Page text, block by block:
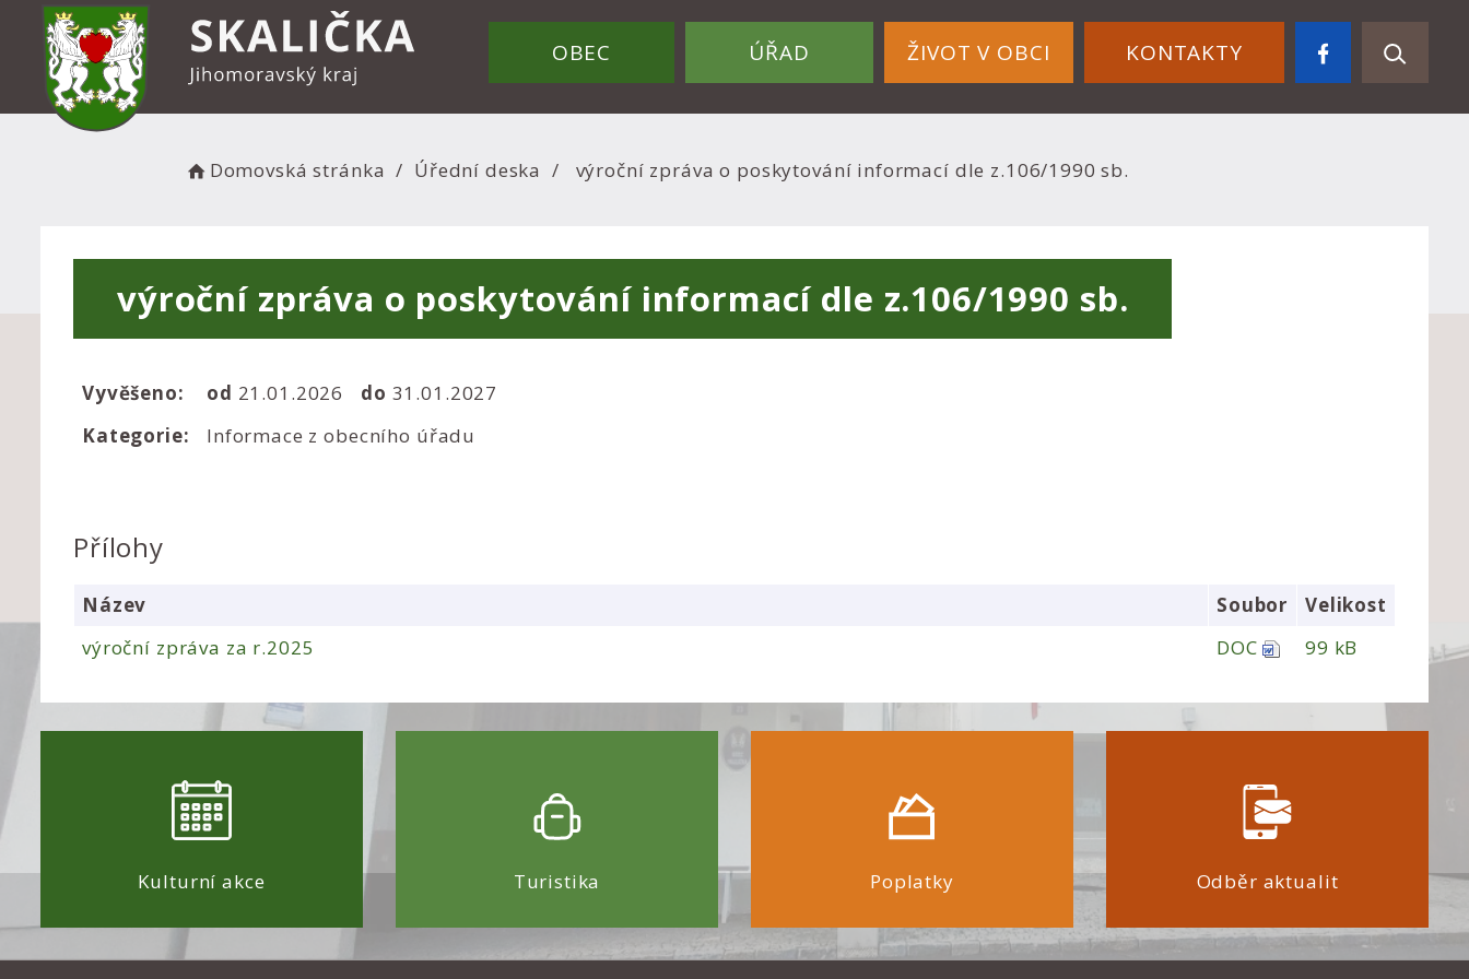
OBEC ÚŘAD ŽIVOT V OBCI KONTAKTY
Domovská stránka Úřední deska výroční zpráva o poskytování informací dle z.106/1990 sb.
výroční zpráva o poskytování informací dle z.106/1990 sb.
Vyvěšeno: od 21.01.2026 do 31.01.2027
Kategorie:
Informace z obecního úřadu
Přílohy
Název Soubor
Velikost
výroční zpráva za r.2025
DOC 99 kB
Kulturní akce Turistika Poplatky Odběr aktualit